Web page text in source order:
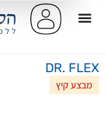
DR. FLEX
מבצע קיץ